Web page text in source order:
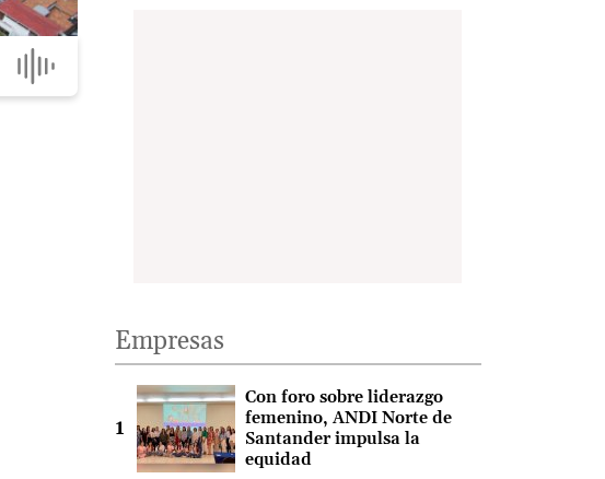
Empresas
Con foro sobre liderazgo
femenino, ANDI Norte de
Santander impulsa la
equidad